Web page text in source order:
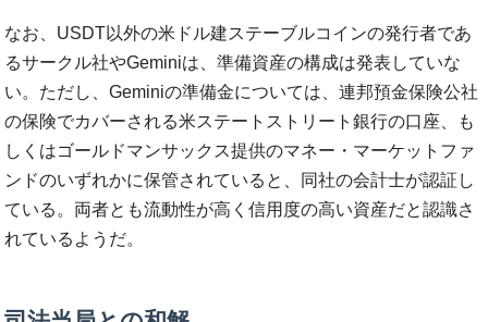
なお、USDT以外の米ドル建ステーブルコインの発行者であ
るサークル社やGeminiは、準備資産の構成は発表していな
い。ただし、Geminiの準備金については、連邦預金保険公社
の保険でカバーされる米ステートストリート銀行の口座、も
しくはゴールドマンサックス提供のマネー・マーケットファ
ンドのいずれかに保管されていると、同社の会計士が認証し
ている。両者とも流動性が高く信用度の高い資産だと認識さ
れているようだ。